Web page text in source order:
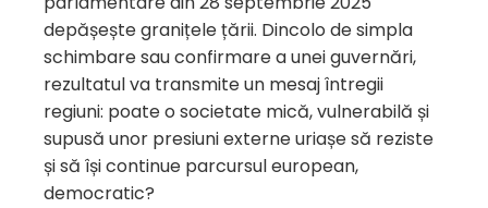
depășește granițele țării. Dincolo de simpla
schimbare sau confirmare a unei guvernări,
rezultatul va transmite un mesaj întregii
regiuni: poate o societate mică, vulnerabilă și
supusă unor presiuni externe uriașe să reziste
și să își continue parcursul european,
democratic?